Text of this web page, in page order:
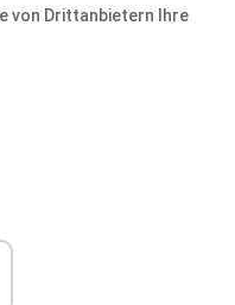
von Drittanbietern Ihre